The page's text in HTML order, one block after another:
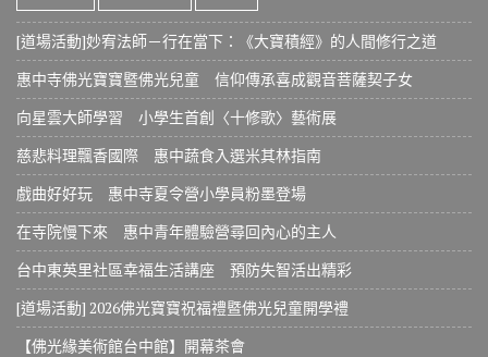
[道場活動]妙宥法師－行在當下：《大寶積經》的人間修行之道
惠中寺佛光寶寶暨佛光兒童 信仰傳承喜成觀音菩薩契子女
向星雲大師學習 小學生首創〈十修歌〉藝術展
慈悲料理飄香國際 惠中蔬食入選米其林指南
戲曲好好玩 惠中寺夏令營小學員粉墨登場
在寺院慢下來 惠中青年體驗營尋回內心的主人
台中東英里社區幸福生活講座 預防失智活出精彩
[道場活動] 2026佛光寶寶祝福禮暨佛光兒童開學禮
【佛光緣美術館台中館】開幕茶會